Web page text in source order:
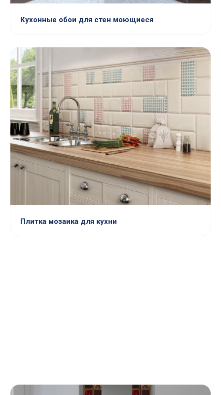
Кухонные обои для стен моющиеся
Плитка мозаика для кухни